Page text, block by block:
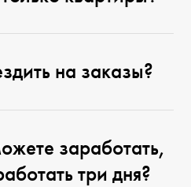
на заказы?
заработать,
три дня?